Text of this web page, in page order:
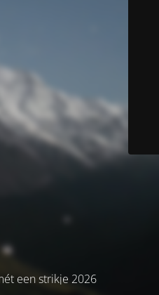
een strikje 2026